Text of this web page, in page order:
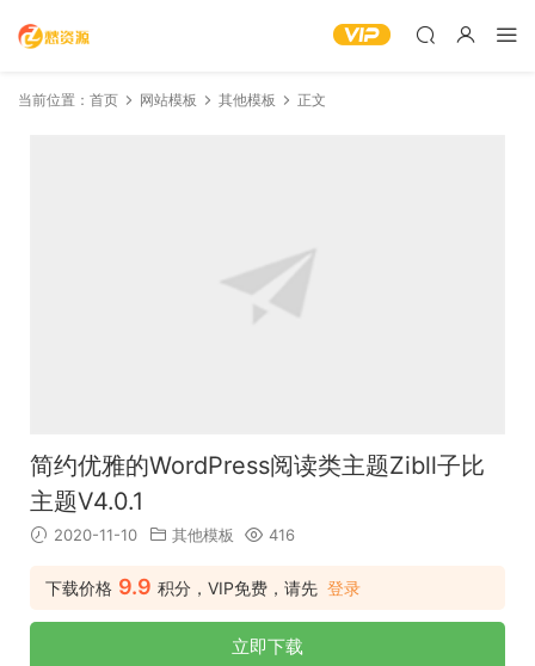
当前位置： 首页 网站模板 其他模板 正文
简约优雅的WordPress阅读类主题Zibll子比
主题V4.0.1
2020-11-10 其他模板 416
下载价格 9.9 积分，VIP免费，请先 登录
立即下载